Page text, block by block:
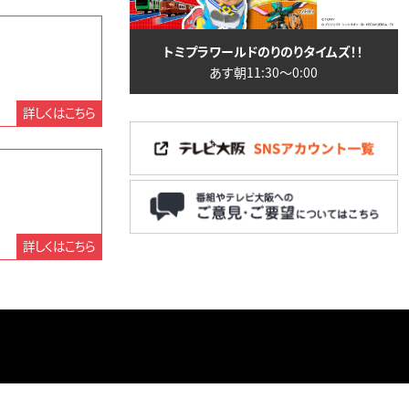
詳しくはこちら
詳しくはこちら
トミプラワールドのりのりタイムズ！！
あす朝11:30〜0:00